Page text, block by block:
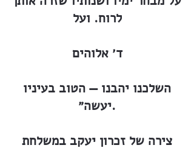
לרוח. ועל
ד׳ אלוהים
השלכנו יהבנו — הטוב בעיניו
יעשה״.
צירה של זכרון יעקב במשלחת